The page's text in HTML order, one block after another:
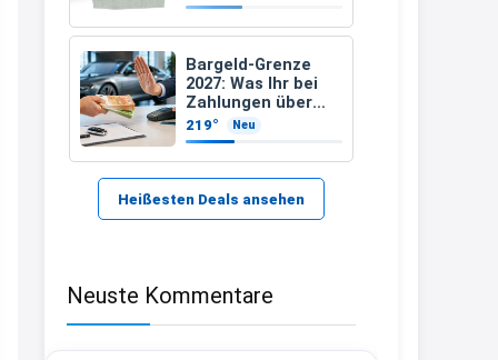
Bargeld-Grenze
2027: Was Ihr bei
Zahlungen über
10.000 Euro
beachten müsst –
und welche
Ausnahme bleibt
219° Neu
Heißesten Deals ansehen
Neuste Kommentare
21:37
↩
Kerstin
Bei EDEKA
↩
29.07www.haribo.com/de-